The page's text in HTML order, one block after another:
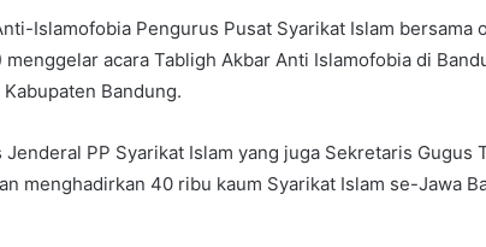
Islamofobia Pengurus Pusat Syarikat Islam bersama
menggelar acara Tabligh Akbar Anti Islamofobia di
Bandung.
PP Syarikat Islam yang juga Sekretaris Gugus
menghadirkan 40 ribu kaum Syarikat Islam se-Jawa